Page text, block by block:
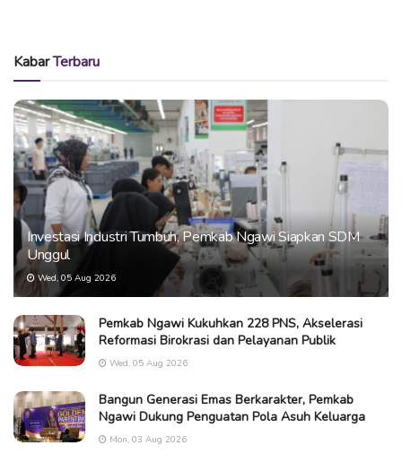
KabarTerbaru
Investasi Industri Tumbuh, Pemkab Ngawi Siapkan SDM
Unggul
Wed, 05 Aug 2026
Pemkab Ngawi Kukuhkan 228 PNS, Akselerasi
Reformasi Birokrasi dan Pelayanan Publik
Wed, 05 Aug 2026
Bangun Generasi Emas Berkarakter, Pemkab
Ngawi Dukung Penguatan Pola Asuh Keluarga
Mon, 03 Aug 2026